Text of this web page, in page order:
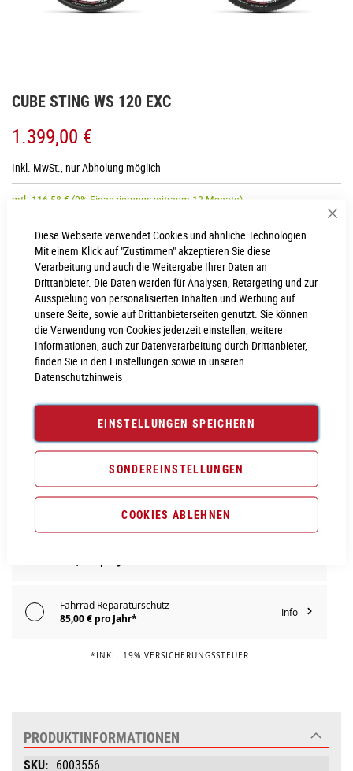
Diese Webseite verwendet Cookies und ähnliche Technologien.
Mit einem Klick auf "Zustimmen" akzeptieren Sie diese
Verarbeitung und auch die Weitergabe Ihrer Daten an
Drittanbieter. Die Daten werden für Analysen, Retargeting und zur
Ausspielung von personalisierten Inhalten und Werbung auf
unsere Seite, sowie auf Drittanbieterseiten genutzt. Sie können
die Verwendung von Cookies jederzeit einstellen, weitere
Informationen, auch zur Datenverarbeitung durch Drittanbieter,
finden Sie in den Einstellungen sowie in unseren
Datenschutzhinweis
EINSTELLUNGEN SPEICHERN
SONDEREINSTELLUNGEN
COOKIES ABLEHNEN
Anfang
Bildgalerie
CUBE STING WS 120 EXC
1.399,00 €
Inkl. MwSt., nur Abholung möglich
mtl. 116,58 € (0% Finanzierungszeitraum 12 Monate)
RAHMENHÖHE
19"
IN DEN WARENKORB
Vergleichsliste:hinzufügen|ansehen
Produktanfrage stellen
Extra Schutz? Jetzt Tarife entdecken!
Fahrrad Reparaturschutz
85,00 € pro Jahr*
Info
*INKL. 19% VERSICHERUNGSSTEUER
PRODUKTINFORMATIONEN
Produktinformationen
6003556